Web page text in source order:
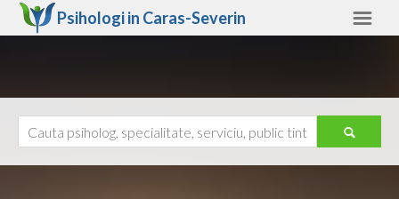
Psihologi in Caras-Severin
Ajutor